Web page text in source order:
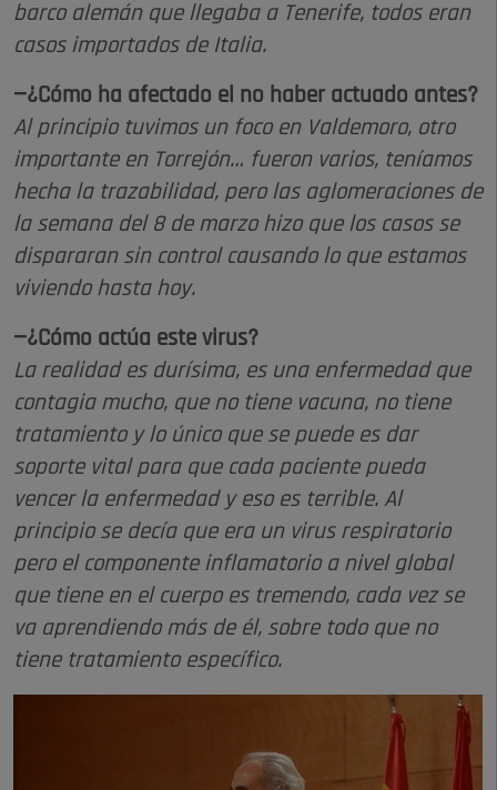
barco alemán que llegaba a Tenerife, todos eran
casos importados de Italia.
—¿Cómo ha afectado el no haber actuado antes?
Al principio tuvimos un foco en Valdemoro, otro
importante en Torrejón… fueron varios, teníamos
hecha la trazabilidad, pero las aglomeraciones de
la semana del 8 de marzo hizo que los casos se
dispararan sin control causando lo que estamos
viviendo hasta hoy.
—¿Cómo actúa este virus?
La realidad es durísima, es una enfermedad que
contagia mucho, que no tiene vacuna, no tiene
tratamiento y lo único que se puede es dar
soporte vital para que cada paciente pueda
vencer la enfermedad y eso es terrible. Al
principio se decía que era un virus respiratorio
pero el componente inflamatorio a nivel global
que tiene en el cuerpo es tremendo, cada vez se
va aprendiendo más de él, sobre todo que no
tiene tratamiento específico.